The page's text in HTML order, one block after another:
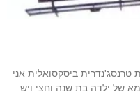
טרנסג'נדרית ביסקסואלית אני
של ילדה בת שנה וחצי ויש